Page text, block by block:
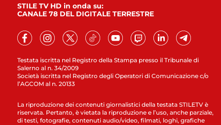
Testata iscritta nel Registro della Stampa presso il Tribunale di
Salerno al n. 34/2009
Società iscritta nel Registro degli Operatori di Comunicazione c/o
l’AGCOM al n. 20133
STILE TV HD in onda su:
CANALE 78 DEL DIGITALE TERRESTRE
La riproduzione dei contenuti giornalistici della testata STILETV è
riservata. Pertanto, è vietata la riproduzione e l’uso, anche parziale,
di testi, fotografie, contenuti audio/video, filmati, loghi, grafiche